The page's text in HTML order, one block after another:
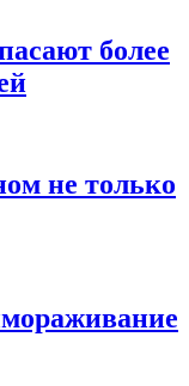
более
не только